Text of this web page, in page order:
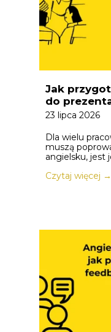
Jak
do
23 lipca 2026
Dla wielu
muszą
angielsku, jest
Czytaj więcej →